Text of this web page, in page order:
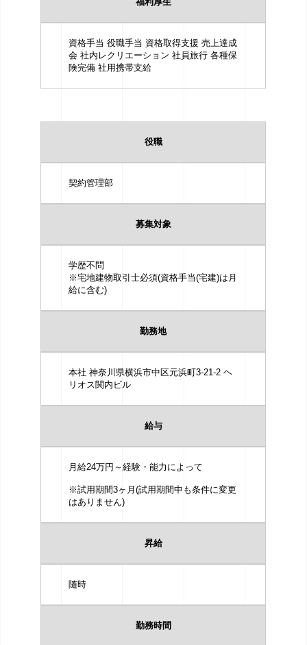
資格手当 役職手当 資格取得支援 売上達成
会 社内レクリエーション 社員旅行 各種保
険完備 社用携帯支給
役職
契約管理部
募集対象
学歴不問
※宅地建物取引士必須(資格手当(宅建)は月
給に含む)
勤務地
本社 神奈川県横浜市中区元浜町3-21-2 ヘ
リオス関内ビル
給与
月給24万円～経験・能力によって
※試用期間3ヶ月(試用期間中も条件に変更
はありません)
昇給
随時
勤務時間